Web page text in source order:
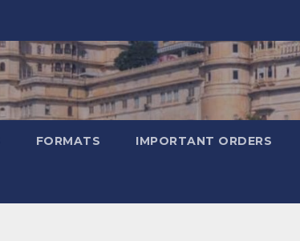
FORMATS IMPORTANT ORDERS